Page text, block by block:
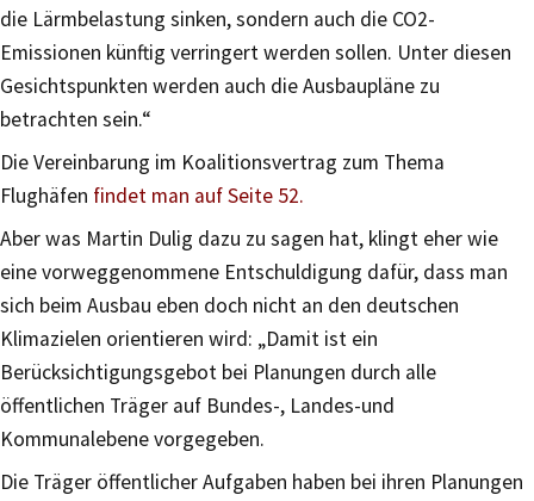
die Lärmbelastung sinken, sondern auch die CO2-
Emissionen künftig verringert werden sollen. Unter diesen
Gesichtspunkten werden auch die Ausbaupläne zu
betrachten sein.“
Die Vereinbarung im Koalitionsvertrag zum Thema
Flughäfen findet man auf Seite 52.
Aber was Martin Dulig dazu zu sagen hat, klingt eher wie
eine vorweggenommene Entschuldigung dafür, dass man
sich beim Ausbau eben doch nicht an den deutschen
Klimazielen orientieren wird: „Damit ist ein
Berücksichtigungsgebot bei Planungen durch alle
öffentlichen Träger auf Bundes-, Landes-und
Kommunalebene vorgegeben.
Die Träger öffentlicher Aufgaben haben bei ihren Planungen